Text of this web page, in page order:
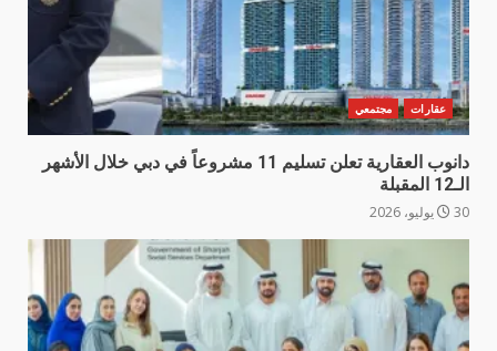
عقارات مجتمعي
دانوب العقارية تعلن تسليم 11 مشروعاً في دبي خلال الأشهر
الـ12 المقبلة
30 يوليو، 2026